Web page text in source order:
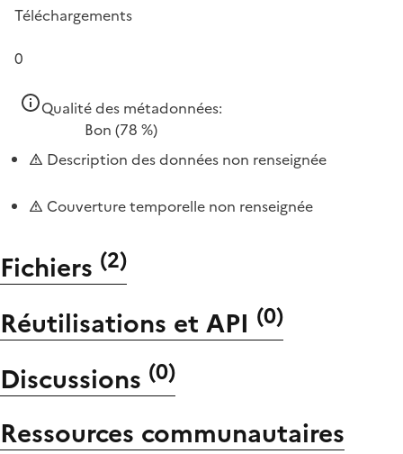
Téléchargements
0
Qualité des métadonnées:
Bon (78 %)
Description des données non renseignée
Couverture temporelle non renseignée
Fichiers (2)
Réutilisations et API (0)
Discussions (0)
Ressources communautaires